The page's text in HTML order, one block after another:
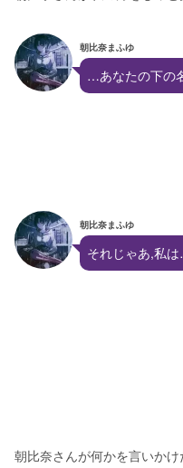
朝比奈まふゆ
…あなたの下の
朝比奈まふゆ
それじゃあ,私
朝比奈さんが何かを言いかけ